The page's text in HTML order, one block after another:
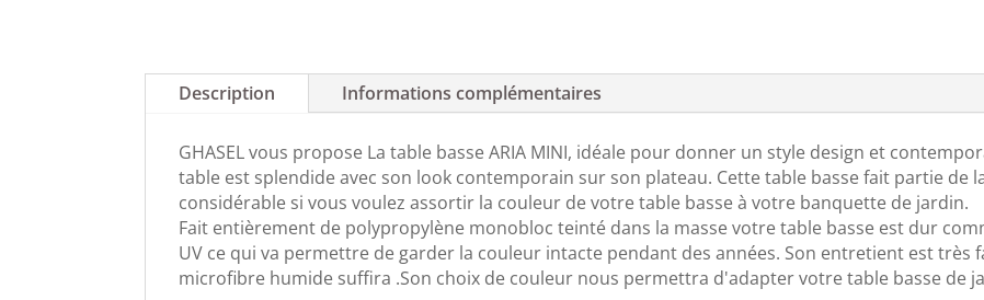
Description Informations complémentaires
GHASEL vous propose La table basse ARIA MINI, idéale pour donner un style design et
table est splendide avec son look contemporain sur son plateau. Cette table basse fait partie de
considérable si vous voulez assortir la couleur de votre table basse à votre banquette de jardin.
Fait entièrement de polypropylène monobloc teinté dans la masse votre table basse est dur
UV ce qui va permettre de garder la couleur intacte pendant des années. Son entretient est très
microfibre humide suffira .Son choix de couleur nous permettra d'adapter votre table basse de